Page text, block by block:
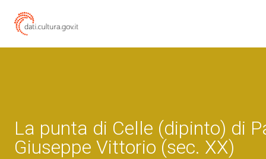
La punta di Celle (dipinto) di
Giuseppe Vittorio (sec. XX)